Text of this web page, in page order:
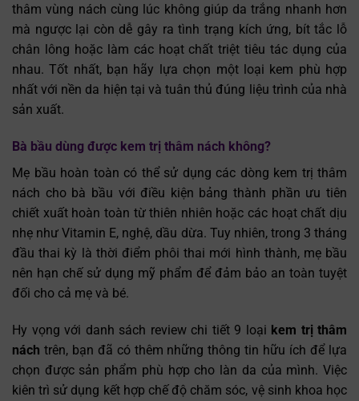
thâm vùng nách cùng lúc không giúp da trắng nhanh hơn
mà ngược lại còn dễ gây ra tình trạng kích ứng, bít tắc lỗ
chân lông hoặc làm các hoạt chất triệt tiêu tác dụng của
nhau. Tốt nhất, bạn hãy lựa chọn một loại kem phù hợp
nhất với nền da hiện tại và tuân thủ đúng liệu trình của nhà
sản xuất.
Bà bầu dùng được kem trị thâm nách không?
Mẹ bầu hoàn toàn có thể sử dụng các dòng kem trị thâm
nách cho bà bầu với điều kiện bảng thành phần ưu tiên
chiết xuất hoàn toàn từ thiên nhiên hoặc các hoạt chất dịu
nhẹ như Vitamin E, nghệ, dầu dừa. Tuy nhiên, trong 3 tháng
đầu thai kỳ là thời điểm phôi thai mới hình thành, mẹ bầu
nên hạn chế sử dụng mỹ phẩm để đảm bảo an toàn tuyệt
đối cho cả mẹ và bé.
Hy vọng với danh sách review chi tiết 9 loại kem trị thâm
nách trên, bạn đã có thêm những thông tin hữu ích để lựa
chọn được sản phẩm phù hợp cho làn da của mình. Việc
kiên trì sử dụng kết hợp chế độ chăm sóc, vệ sinh khoa học